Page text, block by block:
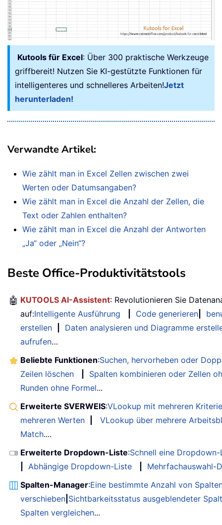
Kutools für Excel: Über 300 praktische Werkzeuge
griffbereit! Nutzen Sie KI-gestützte Funktionen für
intelligenteres und schnelleres Arbeiten!Jetzt
herunterladen!
Verwandte Artikel:
Wie zählt man in Excel Zellen zwischen zwei
Werten oder Datumsangaben?
Wie zählt man in Excel die Anzahl der Zellen, die
Text oder Zahlen enthalten?
Wie zählt man in Excel die Anzahl der Antworten
„Ja“ oder „Nein“?
Beste Office-Produktivitätstools
🤖 KUTOOLS AI-Assistent: Revolutionieren Sie
auf:Intelligente Ausführung Code generieren
erstellen
Daten analysieren und Diagramme
aufrufen…
Beliebte Funktionen:Suchen, hervorheben oder
Zeilen löschen
Spalten kombinieren oder Zellen
Runden ohne Formel...
Erweiterte SVERWEIS:VLookup mit mehreren
mehreren Werten
VLookup über mehrere
Match....
Erweiterte Dropdown-Liste:Schnell eine
Abhängige Dropdown-Liste
Mehrfachauswahl-
Spalten-Manager:Eine bestimmte Anzahl von
verschieben Sichtbarkeitsstatus ausgeblendeter
Spalten vergleichen...